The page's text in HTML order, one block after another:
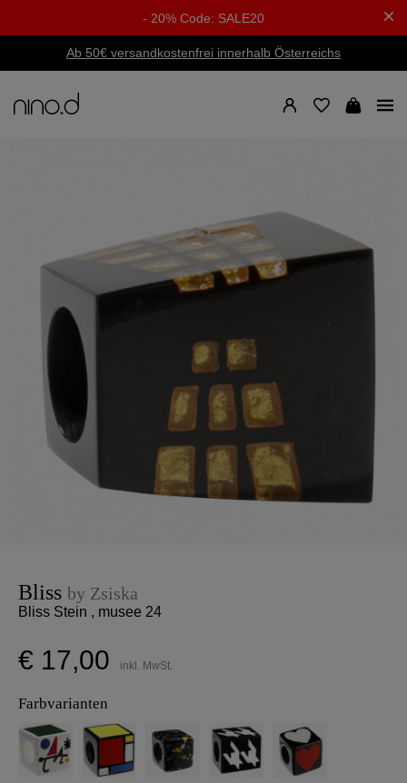
- 20% Code: SALE20
Ab 50€ versandkostenfrei innerhalb Österreichs
Bliss by Zsiska
Bliss Stein , musee 24
€ 17,00 inkl. MwSt.
Farbvarianten